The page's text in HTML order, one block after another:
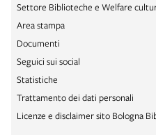
Settore Biblioteche e Welfare
Area stampa
Documenti
Seguici sui social
Statistiche
Trattamento dei dati personali
Licenze e disclaimer sito Bologna